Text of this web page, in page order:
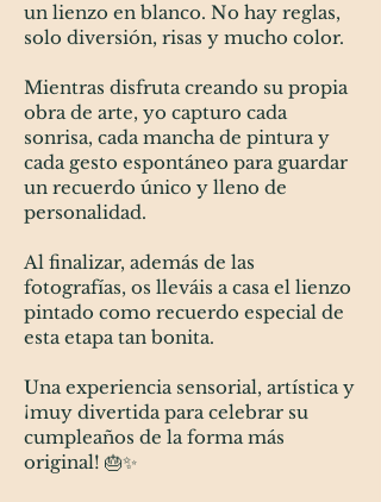
un lienzo en blanco. No hay reglas,
solo diversión, risas y mucho color.
Mientras disfruta creando su propia
obra de arte, yo capturo cada
sonrisa, cada mancha de pintura y
cada gesto espontáneo para guardar
un recuerdo único y lleno de
personalidad.
Al finalizar, además de las
fotografías, os lleváis a casa el lienzo
pintado como recuerdo especial de
esta etapa tan bonita.
Una experiencia sensorial, artística y
¡muy divertida para celebrar su
cumpleaños de la forma más
original! 🎂✨